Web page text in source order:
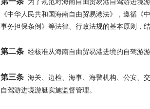
为了规范对海南自由贸易港自驾游进境
《中华人民共和国海南自由贸易港法》，遵循
事务担保条例》等法律、行政法规的基本原则，
第二条 经核准从海南自由贸易港进境的自驾游
第三条 海关、边检、海事、海警机构、公安、
自驾游进境游艇实施监督管理。